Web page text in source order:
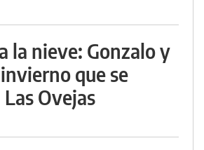
la nieve: Gonzalo y
que se
Ovejas